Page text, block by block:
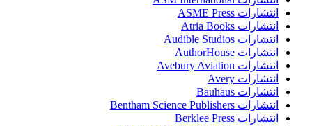
انتشارات ASME Press
انتشارات Atria Books
انتشارات Audible Studios
انتشارات AuthorHouse
انتشارات Avebury Aviation
انتشارات Avery
انتشارات Bauhaus
انتشارات Bentham Science Publishers
انتشارات Berklee Press